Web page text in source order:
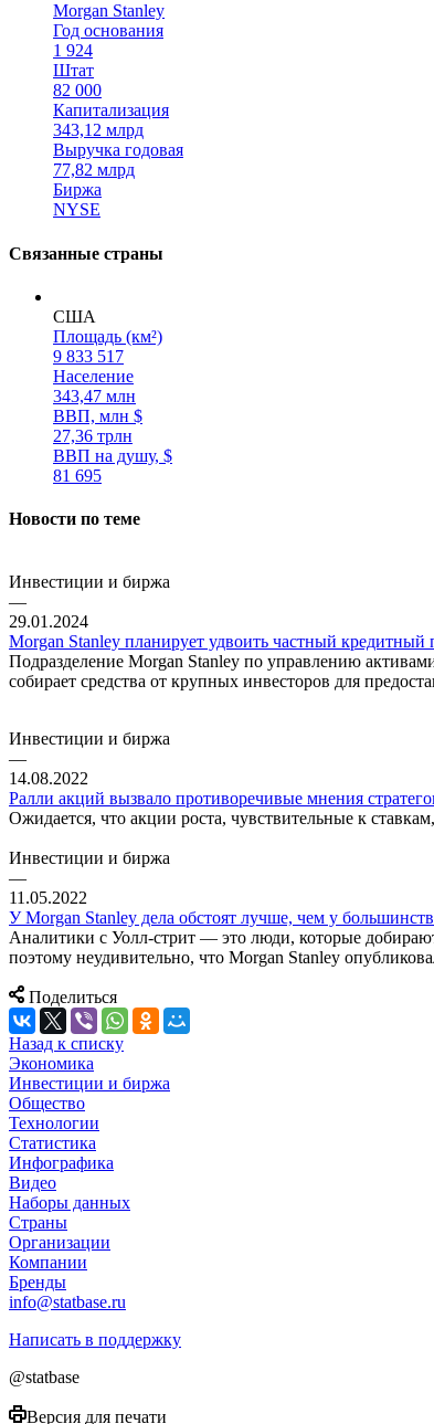
Morgan Stanley
Год основания
1 924
Штат
82 000
Капитализация
343,12 млрд
Выручка годовая
77,82 млрд
Биржа
NYSE
Связанные страны
США
Площадь (км²)
9 833 517
Население
343,47 млн
ВВП, млн $
27,36 трлн
ВВП на душу, $
81 695
Новости по теме
Инвестиции и биржа
—
29.01.2024
Morgan Stanley планирует удвоить частный кредитный
Подразделение Morgan Stanley по управлению
собирает средства от крупных инвесторов для
Инвестиции и биржа
—
14.08.2022
Ралли акций вызвало противоречивые мнения
Ожидается, что акции роста, чувствительные к
Инвестиции и биржа
—
11.05.2022
У Morgan Stanley дела обстоят лучше, чем у
Аналитики с Уолл-стрит — это люди, которые
поэтому неудивительно, что Morgan Stanley
Поделиться
Назад к списку
Экономика
Инвестиции и биржа
Общество
Технологии
Cтатистика
Инфографика
Видео
Наборы данных
Страны
Организации
Компании
Бренды
info@statbase.ru
Написать в поддержку
@statbase
Версия для печати